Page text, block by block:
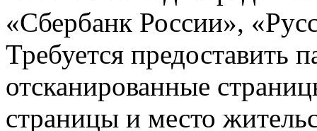
«Сбербанк России»,
Требуется предоставить
отсканированные
страницы и место